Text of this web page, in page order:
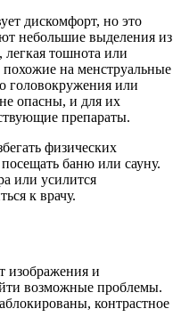
дискомфорт, но это
небольшие выделения из
тошнота или
на менструальные
головокружения или
опасны, и для их
препараты.
физических
баню или сауну.
или усилится
к врачу.
изображения и
возможные проблемы.
контрастное